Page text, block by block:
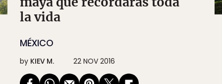
la vida
MÉXICO
by KIEV M. 22 NOV 2016